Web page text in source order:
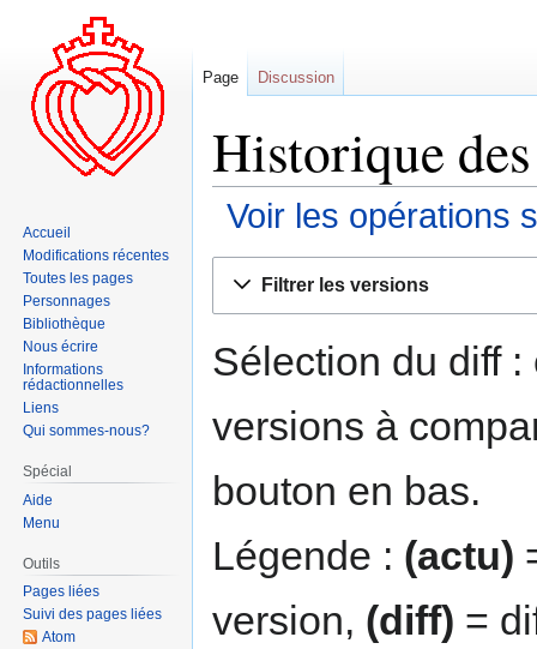
Historique
Voir les opérations
navigation
recherche
Filtrer les versions
Sélection du diff
versions à
bouton en bas.
Légende : (actu)
version, (diff) =
Page Discussion
Accueil
Modifications récentes
Toutes les pages
Personnages
Bibliothèque
Nous écrire
Informations
rédactionnelles
Liens
Qui sommes-nous?
Spécial
Aide
Menu
Outils
Pages liées
Suivi des pages liées
Atom